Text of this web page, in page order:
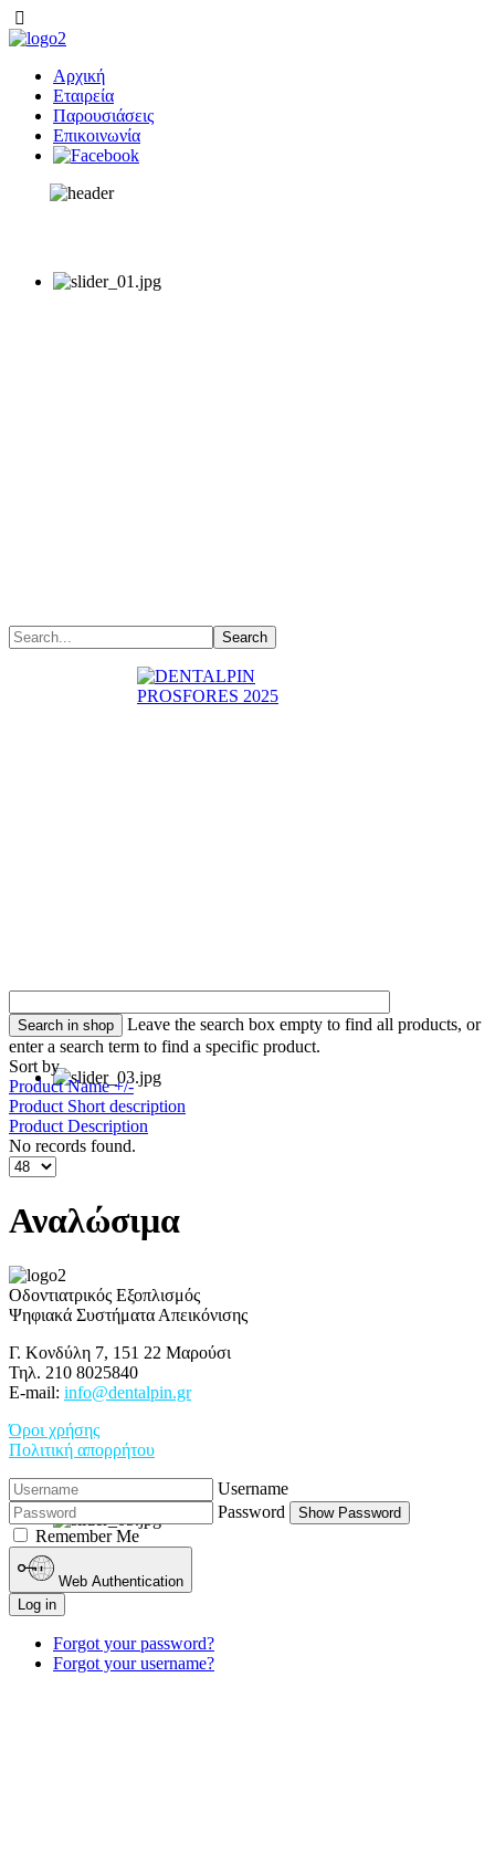
Αρχική
Εταιρεία
Παρουσιάσεις
Επικοινωνία
Leave the search box empty to find all products, or
enter a search term to find a specific product.
Sort by
Product Name +/-
Product Short description
Product Description
No records found.
Αναλώσιμα
Οδοντιατρικός Εξοπλισμός
Ψηφιακά Συστήματα Απεικόνισης
Γ. Κονδύλη 7, 151 22 Μαρούσι
Τηλ. 210 8025840
E-mail: info@dentalpin.gr
Όροι χρήσης
Πολιτική απορρήτου
Username
Password
Show Password
Remember Me
Web Authentication
Log in
Forgot your password?
Forgot your username?